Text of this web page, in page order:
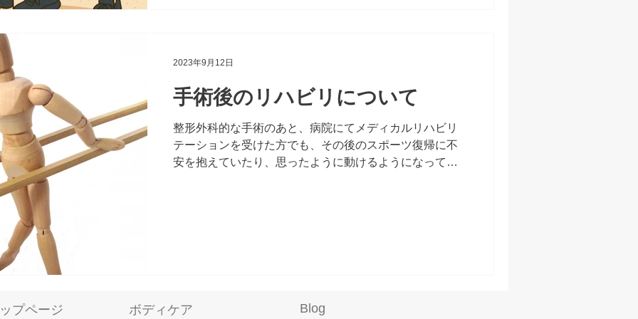
手術後のリハビリについて
整形外科的な手術のあと、病院にてメディカルリハビリ
テーションを受けた方でも、その後のスポーツ復帰に不
安を抱えていたり、思ったように動けるようになってい
2023年9月12日
プページ ​ボディケア Blog